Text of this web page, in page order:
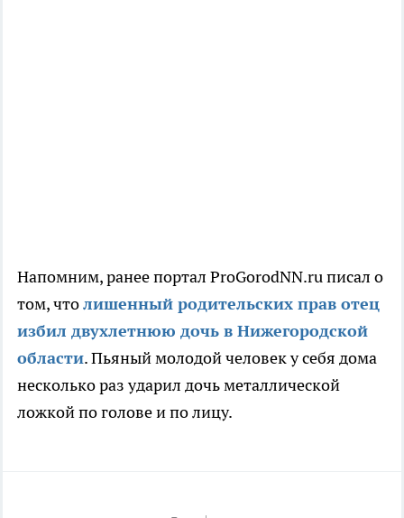
Напомним, ранее портал ProGorodNN.ru писал о
том, чтолишенный родительских прав отец
избил двухлетнюю дочь в Нижегородской
области. Пьяный молодой человек у себя дома
несколько раз ударил дочь металлической
ложкой по голове и по лицу.